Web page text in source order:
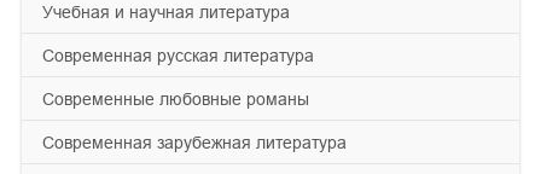
учебная и научная литература
современная русская литература
современные любовные романы
современная зарубежная литература